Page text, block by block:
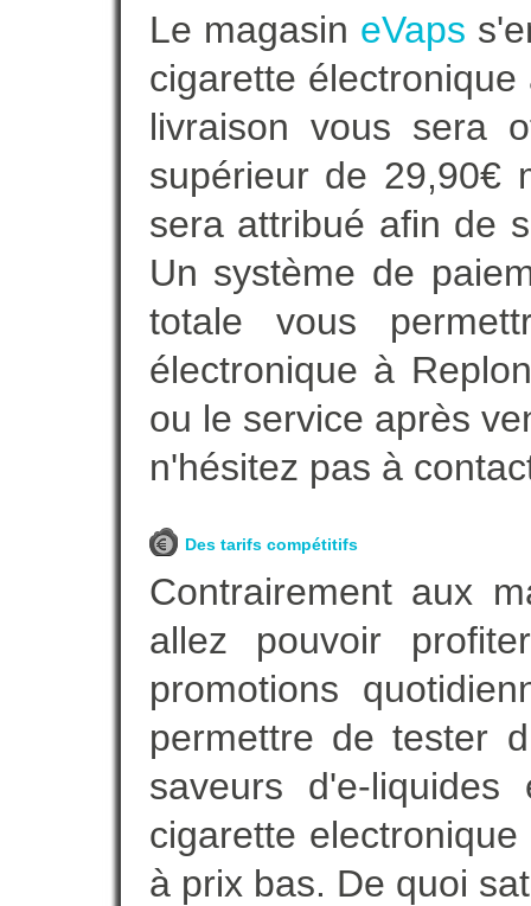
Le magasin eVaps
cigarette
livraison vous sera
supérieur de 29,90€
sera attribué afin de
Un système de
totale vous
électronique à
ou le service après
n'hésitez pas à
Des tarifs compétitifs
Contrairement aux
allez pouvoir
promotions
permettre de tester
saveurs d'e-
cigarette
à prix bas. De quoi